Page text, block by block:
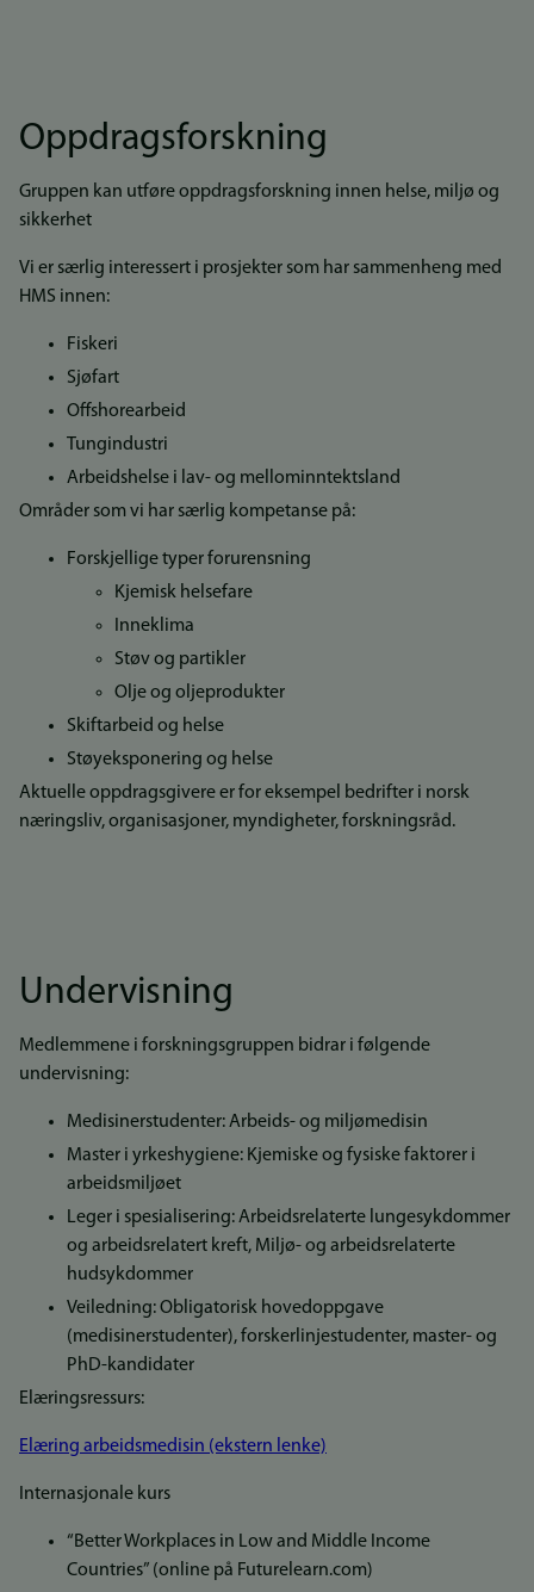
Oppdragsforskning
Gruppen kan utføre oppdragsforskning innen helse, miljø og
sikkerhet
Vi er særlig interessert i prosjekter som har sammenheng med
HMS innen:
Fiskeri
Sjøfart
Offshorearbeid
Tungindustri
Arbeidshelse i lav- og mellominntektsland
Områder som vi har særlig kompetanse på:
Forskjellige typer forurensning
Kjemisk helsefare
Inneklima
Støv og partikler
Olje og oljeprodukter
Skiftarbeid og helse
Støyeksponering og helse
Aktuelle oppdragsgivere er for eksempel bedrifter i norsk
næringsliv, organisasjoner, myndigheter, forskningsråd.
Undervisning
Medlemmene i forskningsgruppen bidrar i følgende
undervisning:
Medisinerstudenter: Arbeids- og miljømedisin
Master i yrkeshygiene: Kjemiske og fysiske faktorer i
arbeidsmiljøet
Leger i spesialisering: Arbeidsrelaterte lungesykdommer
og arbeidsrelatert kreft, Miljø- og arbeidsrelaterte
hudsykdommer
Veiledning: Obligatorisk hovedoppgave
(medisinerstudenter), forskerlinjestudenter, master- og
PhD-kandidater
Elæringsressurs:
Elæring arbeidsmedisin (ekstern lenke)
Internasjonale kurs
“Better Workplaces in Low and Middle Income
Countries” (online på Futurelearn.com)